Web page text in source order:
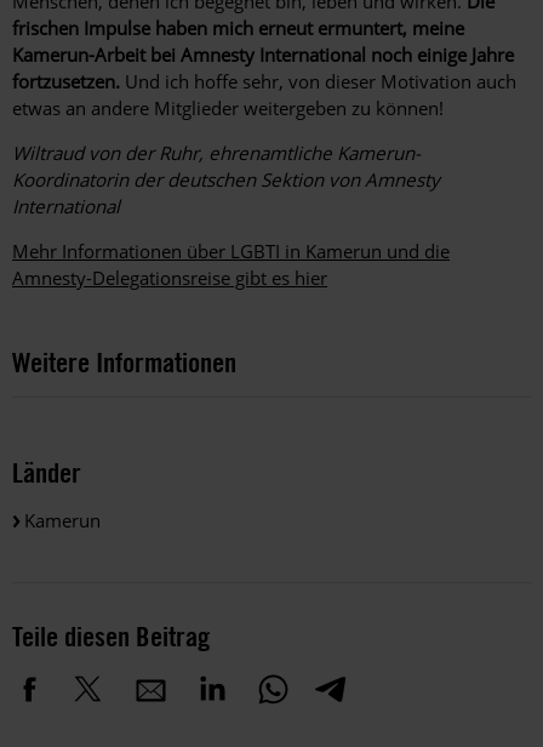
frischen Impulse haben mich erneut ermuntert, meine
Kamerun-Arbeit bei Amnesty International noch einige Jahre
fortzusetzen. Und ich hoffe sehr, von dieser Motivation auch
etwas an andere Mitglieder weitergeben zu können!
Wiltraud von der Ruhr, ehrenamtliche Kamerun-
Koordinatorin der deutschen Sektion von Amnesty
International
Mehr Informationen über LGBTI in Kamerun und die
Amnesty-Delegationsreise gibt es hier
Weitere Informationen
Länder
Kamerun
Teile diesen Beitrag